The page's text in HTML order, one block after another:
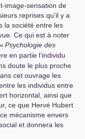
image-sensation de
reprises qu’il y a
la société entre les
Ce qui est à noter
Psychologie des
en partie l’individu
doute le plus proche
cet ouvrage les
les individus entre
horizontal, ainsi que
ce que Hervé Hubert
mécanisme envers
et donnera les